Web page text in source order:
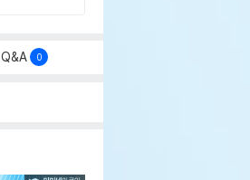
Q&A 0